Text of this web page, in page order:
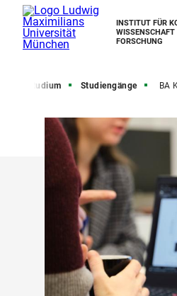
INSTITUT FÜR
FORSCHUNG
Studium Studiengänge BA